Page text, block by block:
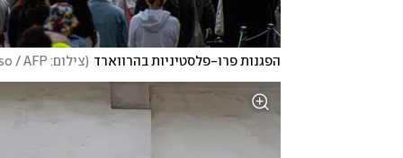
הפגנות פרו-פלסטיניות בהרווארד (צילום: Joseph Prezioso / AFP